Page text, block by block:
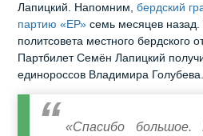
Лапицкий. Напомним,бердский
партию «ЕР» семь месяцев
политсовета местного бердского
Партбилет Семён Лапицкий
единороссов Владимира Голубева.
«Спасибо